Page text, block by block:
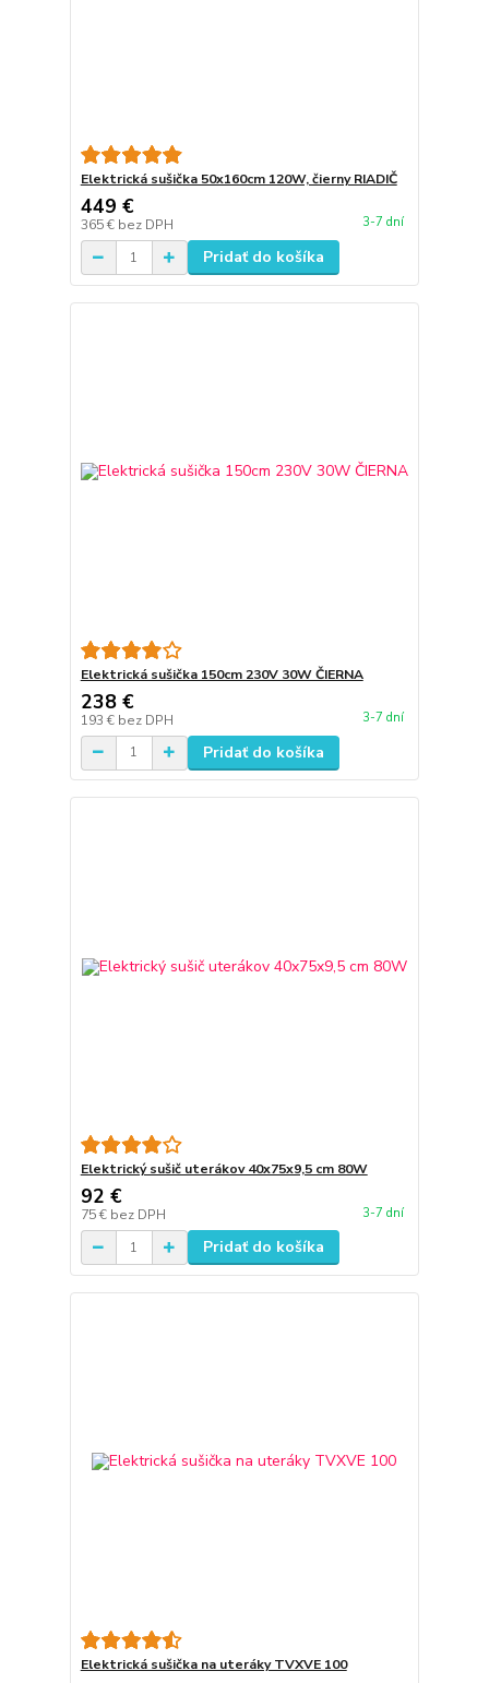
Elektrická sušička 50x160cm 120W, čierny RIADIČ
449 €
365 € bez DPH 3-7 dní
Pridať do košíka
Elektrická sušička 150cm 230V 30W ČIERNA
238 €
193 € bez DPH 3-7 dní
Pridať do košíka
Elektrický sušič uterákov 40x75x9,5 cm 80W
92 €
75 € bez DPH 3-7 dní
Pridať do košíka
Elektrická sušička na uteráky TVXVE 100